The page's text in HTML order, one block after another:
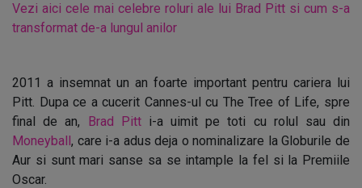
Vezi aici cele mai celebre roluri ale lui Brad Pitt si cum s-a
transformat de-a lungul anilor
2011 a insemnat un an foarte important pentru cariera lui
Pitt. Dupa ce a cucerit Cannes-ul cu The Tree of Life, spre
final de an, Brad Pitti-a uimit pe toti cu rolul sau din
Moneyball, care i-a adus deja o nominalizare la Globurile de
Aur si sunt mari sanse sa se intample la fel si la Premiile
Oscar.